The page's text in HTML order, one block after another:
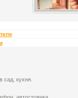
сад, кухня.